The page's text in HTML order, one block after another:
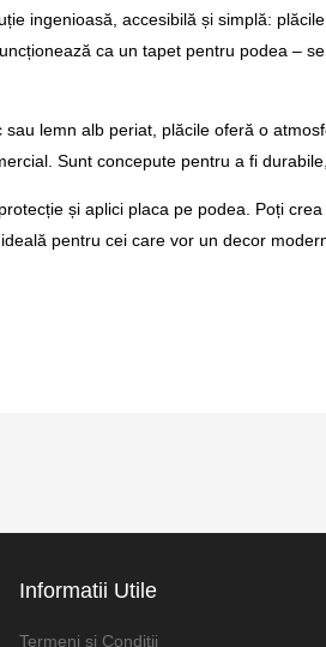
ingenioasă, accesibilă și simplă:
ca un tapet pentru podea –
lemn alb periat, plăcile oferă o
Sunt concepute pentru a fi
și aplici placa pe podea. Poți
pentru cei care vor un decor
Informatii Utile
Termeni si Conditii